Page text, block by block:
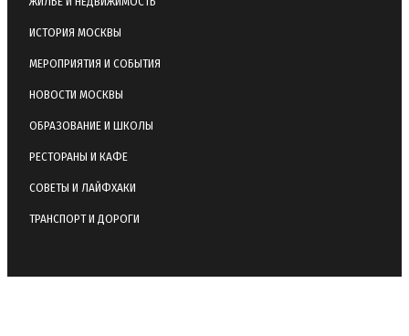
ИСТОРИЯ МОСКВЫ
МЕРОПРИЯТИЯ И СОБЫТИЯ
НОВОСТИ МОСКВЫ
ОБРАЗОВАНИЕ И ШКОЛЫ
РЕСТОРАНЫ И КАФЕ
СОВЕТЫ И ЛАЙФХАКИ
ТРАНСПОРТ И ДОРОГИ